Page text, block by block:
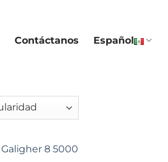
Contáctanos Español